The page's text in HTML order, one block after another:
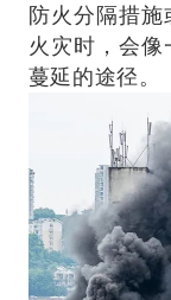
防火分隔措
火灾时，会
蔓延的途径。